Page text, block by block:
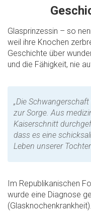
Glasprinzessin – so
weil ihre Knochen
Geschichte über
und die Fähigkeit, nie
„Die
zur Sorge. Aus
Kaiserschnitt
dass es eine
Leben unserer
Im Republikanischen
wurde eine Diagnose
(Glasknochenkrankheit).